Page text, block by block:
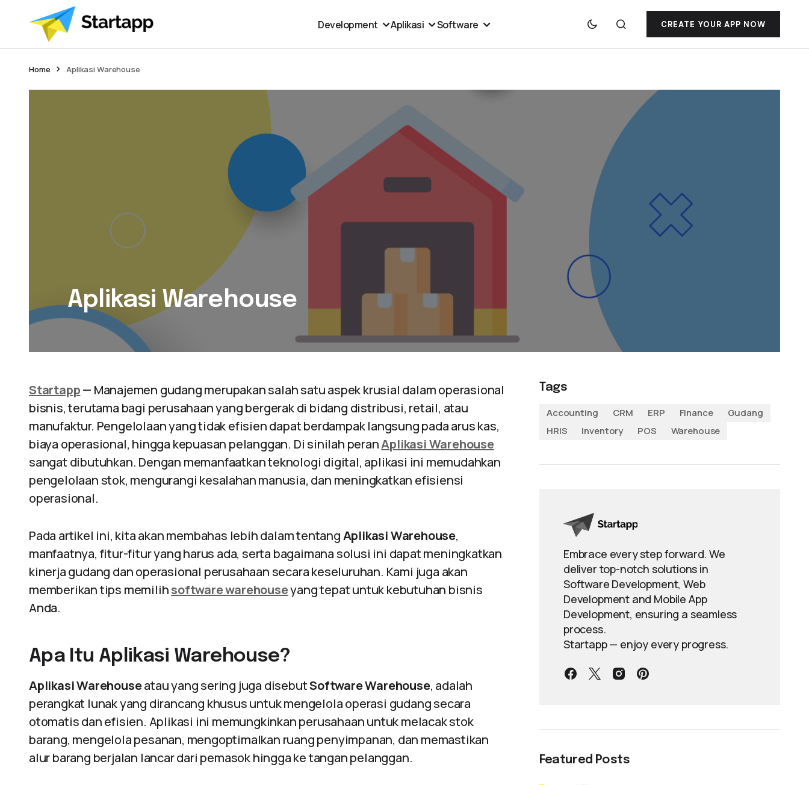
Development Aplikasi Software CREATE YOUR APP NOW
Home Aplikasi Warehouse
Aplikasi Warehouse
Startapp— Manajemen gudang merupakan salah satu aspek krusial dalam operasional
bisnis, terutama bagi perusahaan yang bergerak di bidang distribusi, retail, atau
manufaktur. Pengelolaan yang tidak efisien dapat berdampak langsung pada arus kas,
biaya operasional, hingga kepuasan pelanggan. Di sinilah peranAplikasi Warehouse
sangat dibutuhkan. Dengan memanfaatkan teknologi digital, aplikasi ini memudahkan
pengelolaan stok, mengurangi kesalahan manusia, dan meningkatkan efisiensi
operasional.
Pada artikel ini, kita akan membahas lebih dalam tentangAplikasi Warehouse,
manfaatnya, fitur-fitur yang harus ada, serta bagaimana solusi ini dapat meningkatkan
kinerja gudang dan operasional perusahaan secara keseluruhan. Kami juga akan
memberikan tips memilihsoftware warehouseyang tepat untuk kebutuhan bisnis
Anda.
Apa Itu Aplikasi Warehouse?
Aplikasi Warehouseatau yang sering juga disebutSoftware Warehouse, adalah
perangkat lunak yang dirancang khusus untuk mengelola operasi gudang secara
otomatis dan efisien. Aplikasi ini memungkinkan perusahaan untuk melacak stok
barang, mengelola pesanan, mengoptimalkan ruang penyimpanan, dan memastikan
alur barang berjalan lancar dari pemasok hingga ke tangan pelanggan.
Tags
Accounting
CRM ERP Finance
Gudang
HRIS
Inventory POS Warehouse
Embrace every step forward. We
deliver top-notch solutions in
Software Development, Web
Development and Mobile App
Development, ensuring a seamless
process.
Startapp — enjoy every progress.
Featured Posts